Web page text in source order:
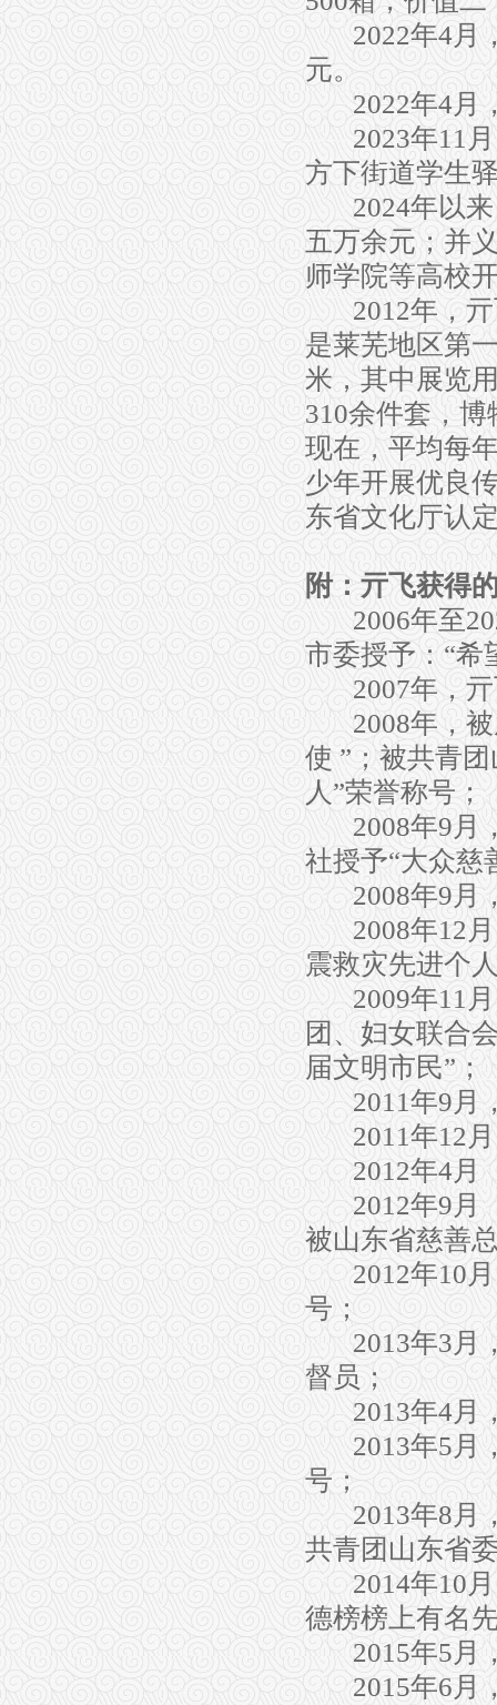
2022年4月
元。
2022年4月
2023年11
方下街道学生
2024年以
五万余元；并
师学院等高校
2012年，
是莱芜地区第
米，其中展览
310余件套，博
现在，平均每
少年开展优良
东省文化厅认
附：亓飞获得
2006年至
市委授予： “希
2007年，
2008年，被
使” ；被共青
人”荣誉称号；
2008年9月
社授予“大众慈
2008年9 月
2008年12
震救灾先进个
2009年11
团、妇女联合
届文明市民” ；
2011年9 月
2011年12
2012年4月
2012年9 月
被山东省慈善
2012年10
号；
2013年3 月
督员 ；
2013年4月
2013年5月
号；
2013年8 月
共青团山东省
2014年10
德榜榜上有名
2015年5 月
2015年6 月